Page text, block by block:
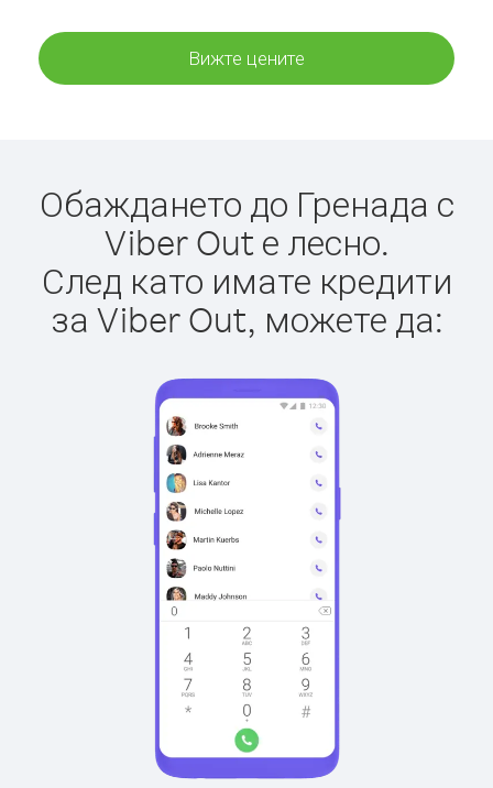
Вижте цените
Обаждането до Гренада с
Viber Out е лесно.
След като имате кредити
за Viber Out, можете да: